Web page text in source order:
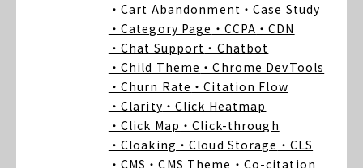
・Cart Abandonment ・Case Study
・Category Page ・CCPA ・CDN
・Chat Support ・Chatbot
・Child Theme ・Chrome DevTools
・Churn Rate ・Citation Flow
・Clarity ・Click Heatmap
・Click Map ・Click-through
・Cloaking ・Cloud Storage ・CLS
・CMS ・CMS Theme ・Co-citation